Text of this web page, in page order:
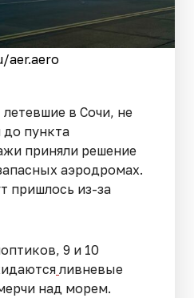
aer.aero
в Сочи, не
до пункта
приняли решение
аэродромах.
пришлось из-за
9 и 10
ливневые
над морем.